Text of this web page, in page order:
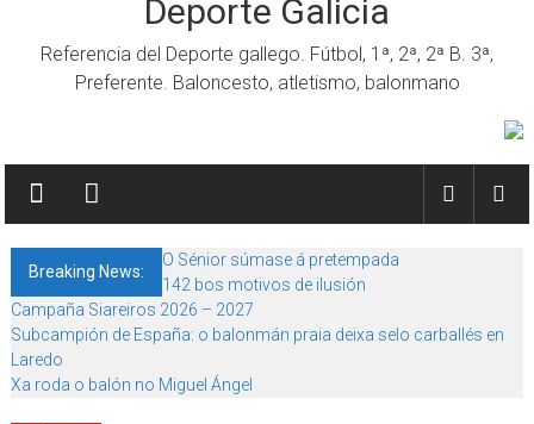
Deporte Galicia
Referencia del Deporte gallego. Fútbol, 1ª, 2ª, 2ª B. 3ª,
Preferente. Baloncesto, atletismo, balonmano
Breaking News:
O Sénior súmase á pretempada
142 bos motivos de ilusión
Campaña Siareiros 2026 – 2027
Subcampión de España: o balonmán praia deixa selo carballés en
Laredo
Xa roda o balón no Miguel Ángel